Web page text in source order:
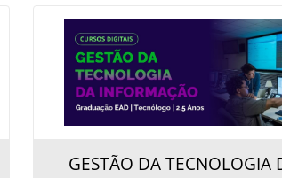
GESTÃO DA TECNOLOGIA